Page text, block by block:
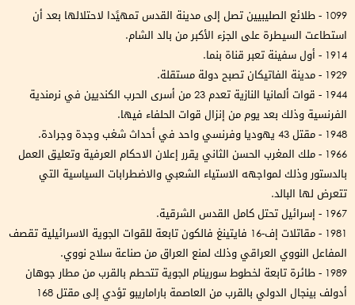
1099 - طلائع الصليبيين تصل إلى مدينة القدس تمهيًدا لاحتلالها بعد أن
استطاعت السيطرة على الجزء الأكبر من بالد الشام.
1914 - أول سفينة تعبر قناة بنما.
1929 - مدينة الفاتيكان تصبح دولة مستقلة.
1944 - قوات ألمانيا النازية تعدم 23 من أسرى الحرب الكنديين في نرمندية
الفرنسية وذلك بعد يوم من إنزال قوات الحلفاء فيها.
1948 - مقتل 43 يهوديا وفرنسي واحد في أحداث شغب وجدة وجرادة.
1966 - ملك المغرب الحسن الثاني يقرر إعلان الاحكام العرفية وتعليق العمل
بالدستور وذلك لمواجهه الاستياء الشعبي والاضطرابات السياسية التي
تتعرض لها البالد.
1967 - إسرائيل تحتل كامل القدس الشرقية.
1981 - مقاتلات إف-16 فايتينغ فالكون تابعة للقوات الجوية الاسرائيلية تقصف
المفاعل النووي العراقي وذلك لمنع العراق من صناعة سلاح نووي.
1989 - طائرة تابعة لخطوط سورينام الجوية تتحطم بالقرب من مطار جوهان
أدولف بينجال الدولي بالقرب من العاصمة باراماريبو تؤدي إلى مقتل 168